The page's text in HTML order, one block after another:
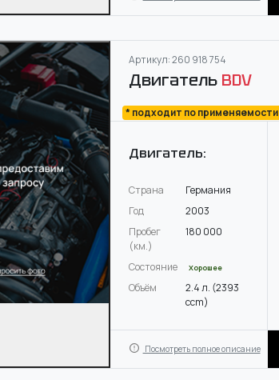
Артикул: 260 918 754
Двигатель BDV
* подходит по применяемости
Двигатель:
Страна
Германия
Год
2003
Пробег
(км.)
180 000
Состояние Хорошее
Объём
2.4 л. (2393
ccm)
Посмотреть полное описание